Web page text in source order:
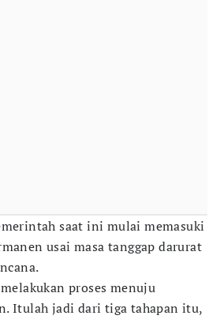
saat ini mulai memasuki
usai masa tanggap darurat
proses menuju
Itulah jadi dari tiga tahapan itu,